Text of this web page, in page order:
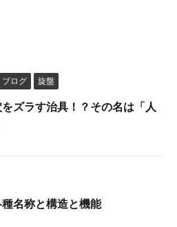
ブログ 旋盤
ズラす治具！？その名は「人
名称と構造と機能